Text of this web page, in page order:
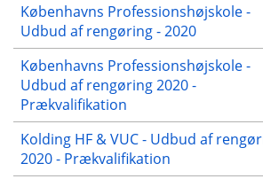
Københavns Professionshøjskole -
Udbud af rengøring - 2020
Københavns Professionshøjskole -
Udbud af rengøring 2020 -
Prækvalifikation
Kolding HF & VUC - Udbud af
2020 - Prækvalifikation